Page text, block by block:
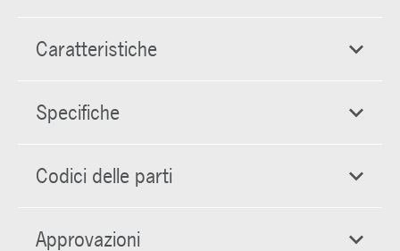
Caratteristiche
Specifiche
Codici delle parti
Approvazioni